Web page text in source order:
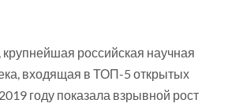
крупнейшая российская научная
входящая в ТОП-5 открытых
году показала взрывной рост